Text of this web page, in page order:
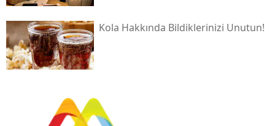
Kola Hakkında Bildiklerinizi Unutun!